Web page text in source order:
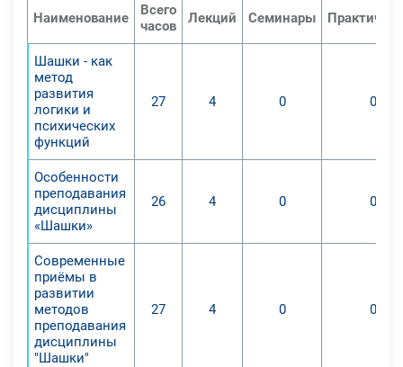
обучающихся с помощью
дополнительного образования, в
преподавания шашек;
преподавания учебного предмета
Наименование
Всего
часов
Лекций Семинары
Шашки - как
метод
развития
логики и
психических
функций
27 4 0 0
Особенности
преподавания
дисциплины
«Шашки»
26 4 0 0
Современные
приёмы в
развитии
методов
преподавания
дисциплины
"Шашки"
27 4 0 0